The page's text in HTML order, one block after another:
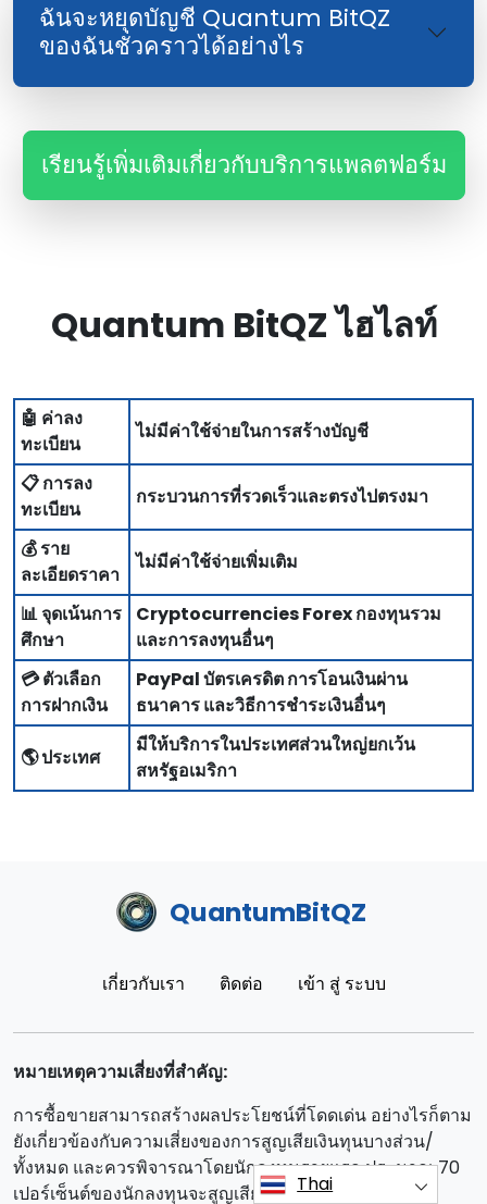
ฉันจะหยุดบัญชี Quantum BitQZ
ของฉันชั่วคราวได้อย่างไร
เรียนรู้เพิ่มเติมเกี่ยวกับบริการแพลตฟอร์ม
Quantum BitQZ ไฮไลท์
🤖 ค่าลง
ทะเบียน
ไม่มีค่าใช้จ่ายในการสร้างบัญชี
📋 การลง
ทะเบียน
กระบวนการที่รวดเร็วและตรงไปตรงมา
💰 ราย
ละเอียดราคา
ไม่มีค่าใช้จ่ายเพิ่มเติม
📊 จุดเน้นการ
ศึกษา
Cryptocurrencies Forex กองทุนรวม
และการลงทุนอื่นๆ
💳 ตัวเลือก
การฝากเงิน
PayPal บัตรเครดิต การโอนเงินผ่าน
ธนาคาร และวิธีการชําระเงินอื่นๆ
🌎 ประเทศ
มีให้บริการในประเทศส่วนใหญ่ยกเว้น
สหรัฐอเมริกา
QuantumBitQZ
เกี่ยวกับเรา ติดต่อ เข้า สู่ ระบบ
หมายเหตุความเสี่ยงที่สําคัญ:
การซื้อขายสามารถสร้างผลประโยชน์ที่โดดเด่น อย่างไรก็ตาม
ยังเกี่ยวข้องกับความเสี่ยงของการสูญเสียเงินทุนบางส่วน/
ทั้งหมด และควรพิจารณาโดยนักลงทุนรายแรก ประมาณ 70
เปอร์เซ็นต์ของนักลงทุนจะสูญเสียเงิน Thai